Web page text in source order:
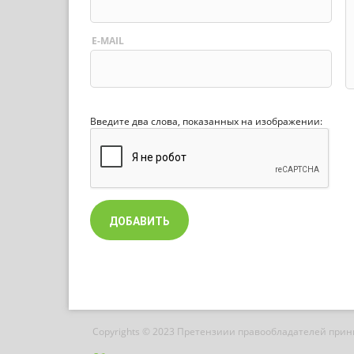
E-MAIL
Введите два слова, показанных на изображении:
Copyrights © 2023 Претензиии правообладателей